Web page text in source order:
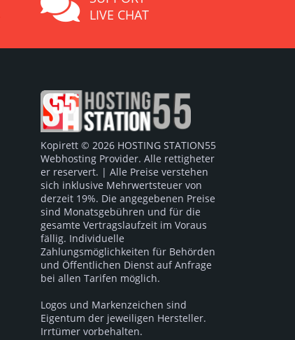
LIVE CHAT
Kopirett © 2026 HOSTING STATION55
Webhosting Provider. Alle rettigheter
er reservert. | Alle Preise verstehen
sich inklusive Mehrwertsteuer von
derzeit 19%. Die angegebenen Preise
sind Monatsgebühren und für die
gesamte Vertragslaufzeit im Voraus
fällig. Individuelle
Zahlungsmöglichkeiten für Behörden
und Öffentlichen Dienst auf Anfrage
bei allen Tarifen möglich.
Logos und Markenzeichen sind
Eigentum der jeweiligen Hersteller.
Irrtümer vorbehalten.